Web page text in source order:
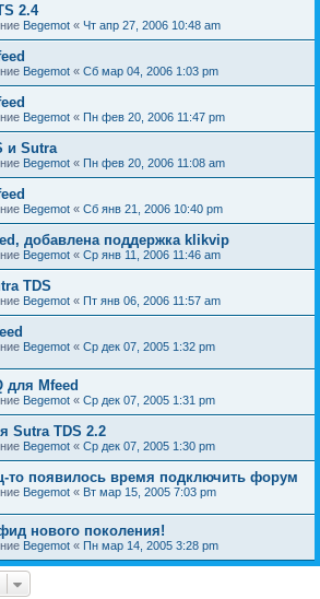
2.4
Begemot « Чт апр 27, 2006 10:48 am
Begemot « Сб мар 04, 2006 1:03 pm
Begemot « Пн фев 20, 2006 11:47 pm
и Sutra
Begemot « Пн фев 20, 2006 11:08 am
Begemot « Сб янв 21, 2006 10:40 pm
добавлена поддержка klikvip
Begemot « Ср янв 11, 2006 11:46 am
TDS
Begemot « Пт янв 06, 2006 11:57 am
Begemot « Ср дек 07, 2005 1:32 pm
для Mfeed
Begemot « Ср дек 07, 2005 1:31 pm
Sutra TDS 2.2
Begemot « Ср дек 07, 2005 1:30 pm
то появилось время подключить форум
Begemot « Вт мар 15, 2005 7:03 pm
нового поколения!
Begemot « Пн мар 14, 2005 3:28 pm